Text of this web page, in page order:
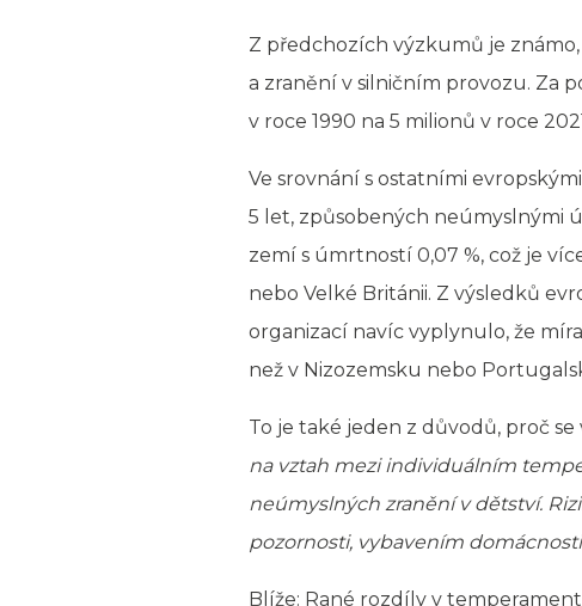
Z předchozích výzkumů je
a zranění v silničním provozu. Za
v roce 1990 na 5 milionů v roce
Ve srovnání s ostatními
5 let, způsobených neúmyslnými
zemí s úmrtností 0,07 %, což je
nebo Velké Británii. Z výsledků
organizací navíc vyplynulo, že
než v Nizozemsku nebo
To je také jeden z důvodů, proč
na vztah mezi individuálním
neúmyslných zranění v dětství.
pozornosti, vybavením
Blíže: Rané rozdíly v